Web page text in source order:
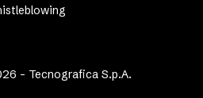
- Tecnografica S.p.A.